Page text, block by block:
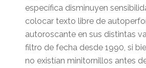
específica disminuyen
colocar texto libre de
autoroscante en sus distintas
filtro de fecha desde 1990, si
no existían minitornillos antes